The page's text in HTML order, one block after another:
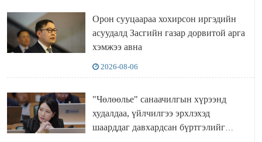
Орон сууцаараа хохирсон иргэдийн
асуудалд Засгийн газар дорвитой арга
хэмжээ авна
2026-08-06
"Чөлөөлье" санаачилгын хүрээнд
худалдаа, үйлчилгээ эрхлэхэд
шаарддаг давхардсан бүртгэлийг